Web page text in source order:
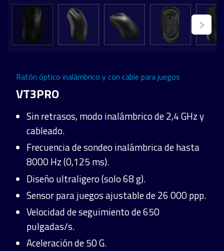
VT3PRO
Ratón óptico inalámbrico y con cable para juegos
Sin retrasos, modo inalámbrico de 2,4 GHz y
cableado.
Frecuencia de sondeo inalámbrica de hasta
8000 Hz (0,125 ms).
Diseño ultraligero (solo 68 g).
Sensor para juegos ajustable de 26 000 ppp.
Velocidad de seguimiento de 650
pulgadas/s.
Aceleración de 50 G.